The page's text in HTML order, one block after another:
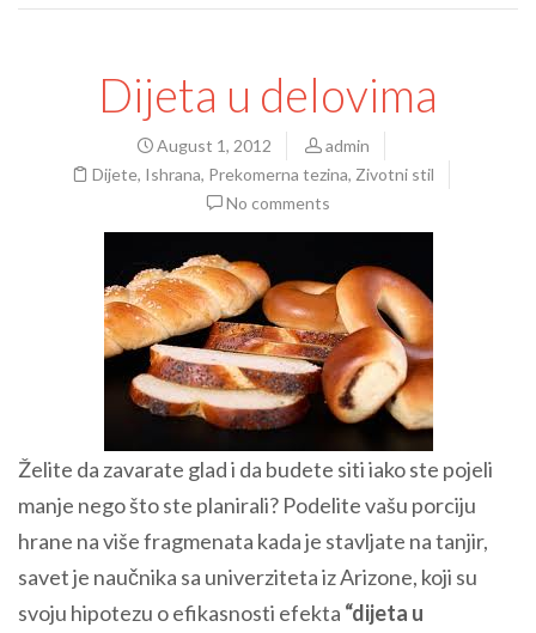
Dijeta u delovima
August 1, 2012
admin
Dijete, Ishrana, Prekomerna tezina, Zivotni stil
No comments
Želite da zavarate glad i da budete siti iako ste pojeli
manje nego što ste planirali? Podelite vašu porciju
hrane na više fragmenata kada je stavljate na tanjir,
savet je naučnika sa univerziteta iz Arizone, koji su
svoju hipotezu o efikasnosti efekta “dijeta u